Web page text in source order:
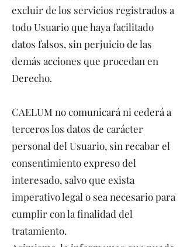
excluir de los servicios registrados a
todo Usuario que haya facilitado
datos falsos, sin perjuicio de las
demás acciones que procedan en
Derecho.
CAELUM no comunicará ni cederá a
terceros los datos de carácter
personal del Usuario, sin recabar el
consentimiento expreso del
interesado, salvo que exista
imperativo legal o sea necesario para
cumplir con la finalidad del
tratamiento.